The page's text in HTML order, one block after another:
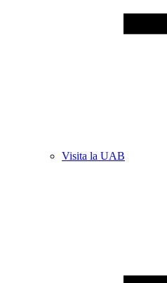
Visita la UAB